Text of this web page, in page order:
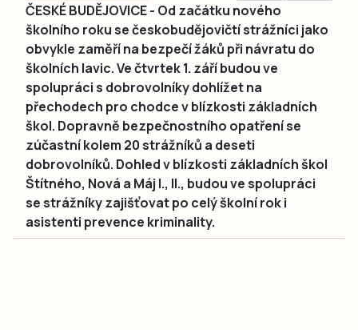
ČESKÉ BUDĚJOVICE - Od začátku nového
školního roku se českobudějovičtí strážníci jako
obvykle zaměří na bezpečí žáků při návratu do
školních lavic. Ve čtvrtek 1. září budou ve
spolupráci s dobrovolníky dohlížet na
přechodech pro chodce v blízkosti základních
škol. Dopravně bezpečnostního opatření se
zúčastní kolem 20 strážníků a deseti
dobrovolníků. Dohled v blízkosti základních škol
Štítného, Nová a Máj I., II., budou ve spolupráci
se strážníky zajišťovat po celý školní rok i
asistenti prevence kriminality.